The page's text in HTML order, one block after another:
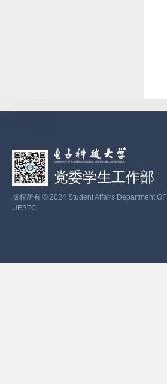
党委学生工作部
版权所有 © 2024 Student Affairs Department OF
UESTC